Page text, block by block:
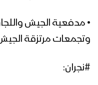
• مدفعية الجيش
وتجمعات مرتزقة
#نجران: